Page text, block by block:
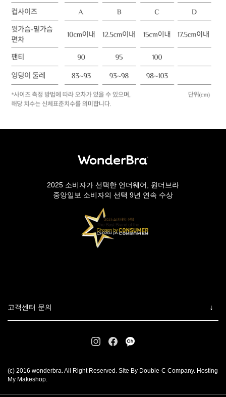
2025 소비자가 선택한 언더웨어, 원더브라
중앙일보 소비자의 선택 9년 연속 수상
고객센터 문의
(c) 2016 wonderbra. All Right Reserved. Site By Double-C Company. Hosting
My Makeshop.